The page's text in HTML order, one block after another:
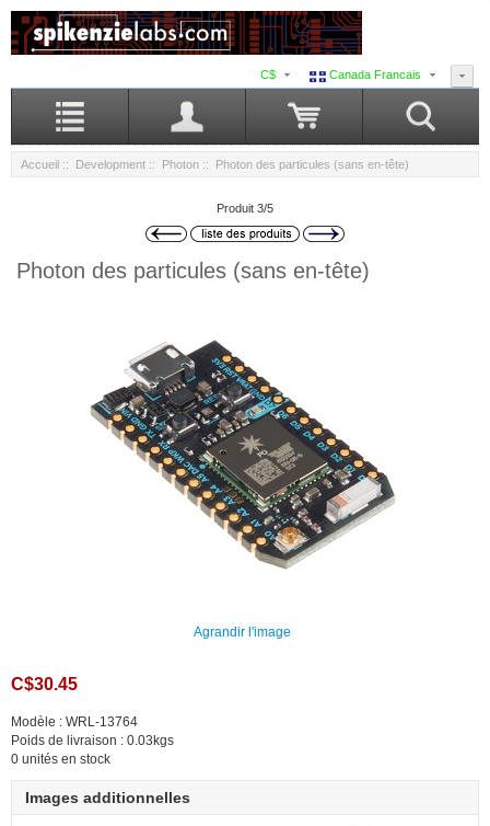
Canada Francais
C$
Accueil :: Development :: Photon :: Photon des particules (sans en-tête)
Produit 3/5
Photon des particules (sans en-tête)
Agrandir l'image
C$30.45
Modèle : WRL-13764
Poids de livraison : 0.03kgs
0 unités en stock
Images additionnelles